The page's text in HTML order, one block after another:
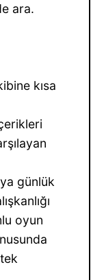
ara.
kısa
günlük
oyun